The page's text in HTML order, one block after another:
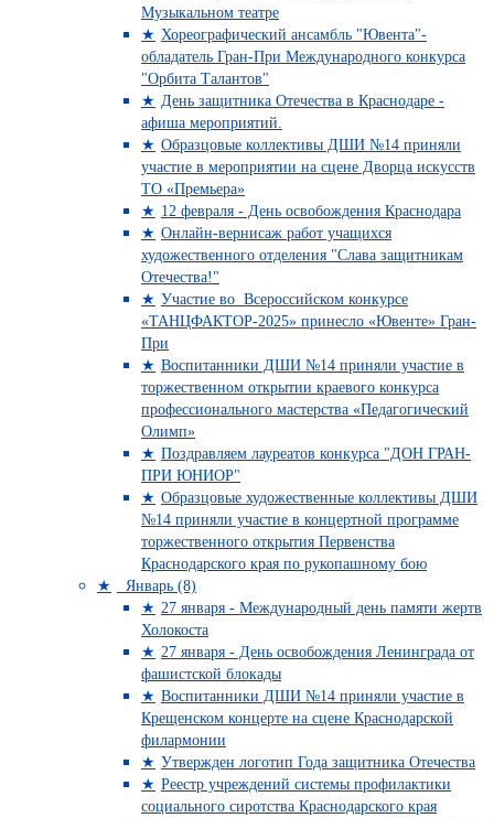
Музыкальном театре
Хореографический ансамбль "Ювента"-
обладатель Гран-При Международного конкурса
"Орбита Талантов"
День защитника Отечества в Краснодаре -
афиша мероприятий.
Образцовые коллективы ДШИ №14 приняли
участие в мероприятии на сцене Дворца искусств
ТО «Премьера»
12 февраля - День освобождения Краснодара
Онлайн-вернисаж работ учащихся
художественного отделения "Слава защитникам
Отечества!"
Участие во Всероссийском конкурсе
«ТАНЦФАКТОР-2025» принесло «Ювенте» Гран-
При
Воспитанники ДШИ №14 приняли участие в
торжественном открытии краевого конкурса
профессионального мастерства «Педагогический
Олимп»
Поздравляем лауреатов конкурса "ДОН ГРАН-
ПРИ ЮНИОР"
Образцовые художественные коллективы ДШИ
№14 приняли участие в концертной программе
торжественного открытия Первенства
Краснодарского края по рукопашному бою
Январь (8)
27 января - Международный день памяти жертв
Холокоста
27 января - День освобождения Ленинграда от
фашистской блокады
Воспитанники ДШИ №14 приняли участие в
Крещенском концерте на сцене Краснодарской
филармонии
Утвержден логотип Года защитника Отечества
Реестр учреждений системы профилактики
социального сиротства Краснодарского края